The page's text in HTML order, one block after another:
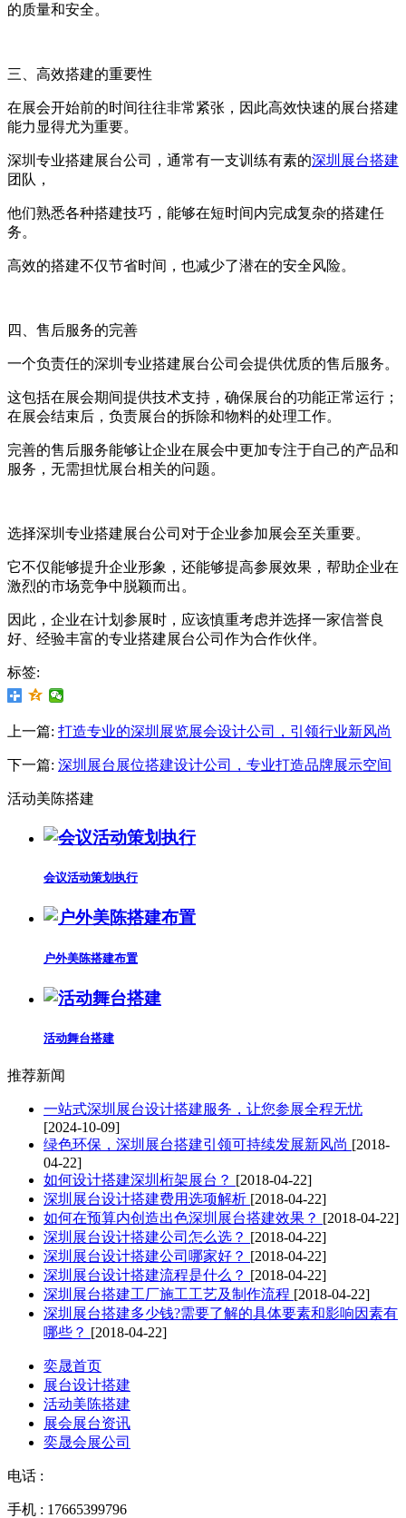
的质量和安全。
三、高效搭建的重要性
在展会开始前的时间往往非常紧张，因此高效快速的展台搭建
能力显得尤为重要。
深圳专业搭建展台公司，通常有一支训练有素的深圳展台搭建
团队，
他们熟悉各种搭建技巧，能够在短时间内完成复杂的搭建任
务。
高效的搭建不仅节省时间，也减少了潜在的安全风险。
四、售后服务的完善
一个负责任的深圳专业搭建展台公司会提供优质的售后服务。
这包括在展会期间提供技术支持，确保展台的功能正常运行；
在展会结束后，负责展台的拆除和物料的处理工作。
完善的售后服务能够让企业在展会中更加专注于自己的产品和
服务，无需担忧展台相关的问题。
选择深圳专业搭建展台公司对于企业参加展会至关重要。
它不仅能够提升企业形象，还能够提高参展效果，帮助企业在
激烈的市场竞争中脱颖而出。
因此，企业在计划参展时，应该慎重考虑并选择一家信誉良
好、经验丰富的专业搭建展台公司作为合作伙伴。
标签:
上一篇: 打造专业的深圳展览展会设计公司，引领行业新风尚
下一篇: 深圳展台展位搭建设计公司，专业打造品牌展示空间
活动美陈搭建
会议活动策划执行
户外美陈搭建布置
活动舞台搭建
推荐新闻
一站式深圳展台设计搭建服务，让您参展全程无忧
[2024-10-09]
绿色环保，深圳展台搭建引领可持续发展新风尚 [2018-
04-22]
如何设计搭建深圳桁架展台？ [2018-04-22]
深圳展台设计搭建费用选项解析 [2018-04-22]
如何在预算内创造出色深圳展台搭建效果？ [2018-04-22]
深圳展台设计搭建公司怎么选？ [2018-04-22]
深圳展台设计搭建公司哪家好？ [2018-04-22]
深圳展台设计搭建流程是什么？ [2018-04-22]
深圳展台搭建工厂施工工艺及制作流程 [2018-04-22]
深圳展台搭建多少钱?需要了解的具体要素和影响因素有
哪些？ [2018-04-22]
奕晟首页
展台设计搭建
活动美陈搭建
展会展台资讯
奕晟会展公司
电话 :
手机 : 17665399796